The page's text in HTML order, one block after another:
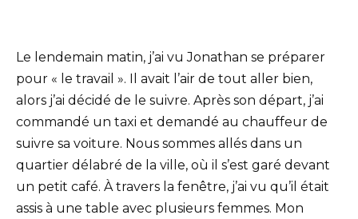
Le lendemain matin, j’ai vu Jonathan se préparer
pour « le travail ». Il avait l’air de tout aller bien,
alors j’ai décidé de le suivre. Après son départ, j’ai
commandé un taxi et demandé au chauffeur de
suivre sa voiture. Nous sommes allés dans un
quartier délabré de la ville, où il s’est garé devant
un petit café. À travers la fenêtre, j’ai vu qu’il était
assis à une table avec plusieurs femmes. Mon